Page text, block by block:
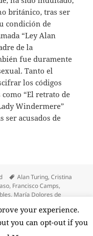
británico, tras ser
condición de
“Ley Alan
de la
fue duramente
Tanto el
los códigos
“El retrato de
Windermere”
ser acusados de
Etiquetas
Alan Turing,Cristina
, Francisco Camps,
, María Dolores de
comentarioen Bogando por la
your experience.
you can opt-out if you